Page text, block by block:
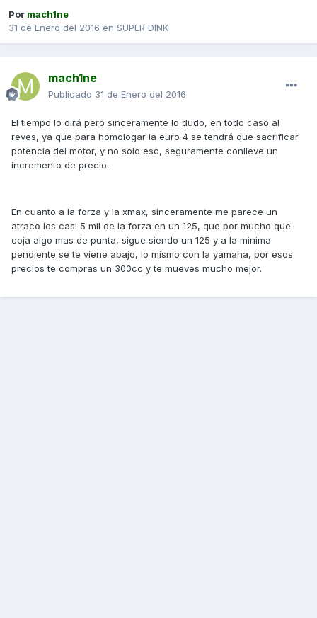
Por mach1ne
31 de Enero del 2016 en SUPER DINK
mach1ne
Publicado 31 de Enero del 2016
El tiempo lo dirá pero sinceramente lo dudo, en todo caso al
reves, ya que para homologar la euro 4 se tendrá que sacrificar
potencia del motor, y no solo eso, seguramente conlleve un
incremento de precio.
En cuanto a la forza y la xmax, sinceramente me parece un
atraco los casi 5 mil de la forza en un 125, que por mucho que
coja algo mas de punta, sigue siendo un 125 y a la minima
pendiente se te viene abajo, lo mismo con la yamaha, por esos
precios te compras un 300cc y te mueves mucho mejor.